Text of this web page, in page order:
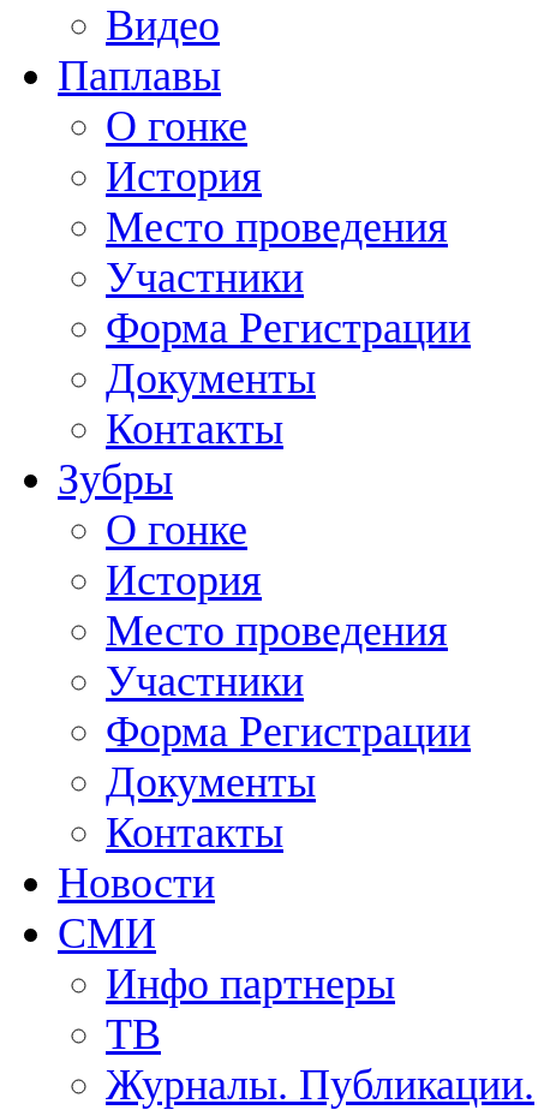
Видео
Паплавы
О гонке
История
Место проведения
Участники
Форма Регистрации
Документы
Контакты
Зубры
О гонке
История
Место проведения
Участники
Форма Регистрации
Документы
Контакты
Новости
СМИ
Инфо партнеры
ТВ
Журналы. Публикации.